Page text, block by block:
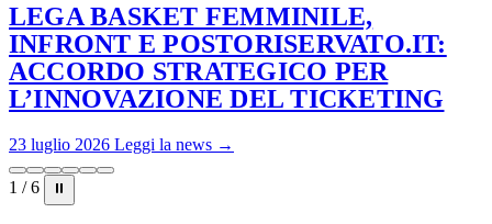
LEGA BASKET FEMMINILE,
INFRONT E POSTORISERVATO.IT:
ACCORDO STRATEGICO PER
L’INNOVAZIONE DEL TICKETING
23 luglio 2026 Leggi la news →
1 / 6 ⏸